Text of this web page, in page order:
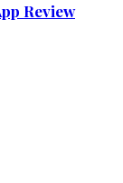
Review